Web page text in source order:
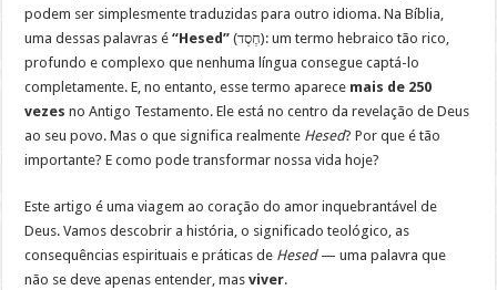
podem ser simplesmente traduzidas para outro idioma. Na Bíblia,
uma dessas palavras é“Hesed” (חֶסֶד): um termo hebraico tão rico,
profundo e complexo que nenhuma língua consegue captá-lo
completamente. E, no entanto, esse termo aparece mais de 250
vezes no Antigo Testamento. Ele está no centro da revelação de Deus
ao seu povo. Mas o que significa realmente Hesed? Por que é tão
importante? E como pode transformar nossa vida hoje?
Este artigo é uma viagem ao coração do amor inquebrantável de
Deus. Vamos descobrir a história, o significado teológico, as
consequências espirituais e práticas de Hesed— uma palavra que
não se deve apenas entender, masviver.